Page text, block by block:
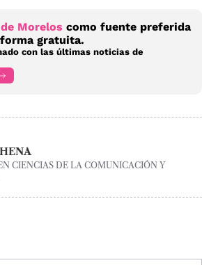
Morelos como fuente preferida
gratuita.
con las últimas noticias de
CIENCIAS DE LA COMUNICACIÓN Y